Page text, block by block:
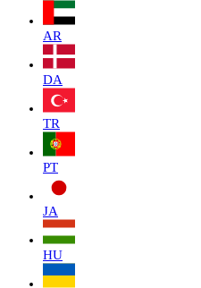
AR
DA
TR
PT
JA
HU